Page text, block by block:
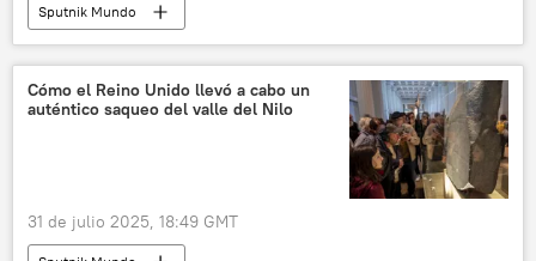
Sputnik Mundo
Cómo el Reino Unido llevó a cabo un
auténtico saqueo del valle del Nilo
31 de julio 2025, 18:49 GMT